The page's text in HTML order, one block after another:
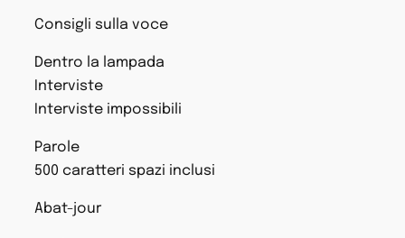
Consigli sulla voce
Dentro la lampada
Interviste
Interviste impossibili
Parole
500 caratteri spazi inclusi
Abat-jour